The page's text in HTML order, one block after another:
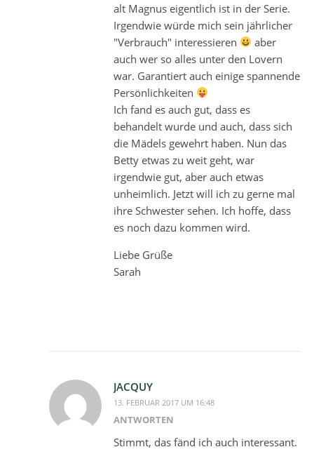
alt Magnus eigentlich ist in der Serie.
Irgendwie würde mich sein jährlicher
"Verbrauch" interessieren
aber
auch wer so alles unter den Lovern
war. Garantiert auch einige spannende
Persönlichkeiten
Ich fand es auch gut, dass es
behandelt wurde und auch, dass sich
die Mädels gewehrt haben. Nun das
Betty etwas zu weit geht, war
irgendwie gut, aber auch etwas
unheimlich. Jetzt will ich zu gerne mal
ihre Schwester sehen. Ich hoffe, dass
es noch dazu kommen wird.
Liebe Grüße
Sarah
JACQUY
13. FEBRUAR 2017 UM 16:48
ANTWORTEN
Stimmt, das fänd ich auch interessant.